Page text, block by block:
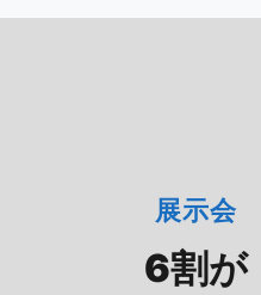
展示会
6割が